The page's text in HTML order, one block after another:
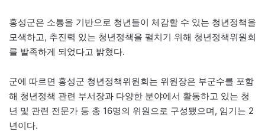
홍성군은 소통을 기반으로 청년들이 체감할 수 있는 청년정책을
모색하고, 추진력 있는 청년정책을 펼치기 위해 청년정책위원회
를 발족하게 되었다고 밝혔다.
군에 따르면 홍성군 청년정책위원회는 위원장은 부군수를 포함
해 청년정책 관련 부서장과 다양한 분야에서 활동하고 있는 청
년 및 관련 전문가 등 총 16명의 위원으로 구성됐으며, 임기는 2
년이다.